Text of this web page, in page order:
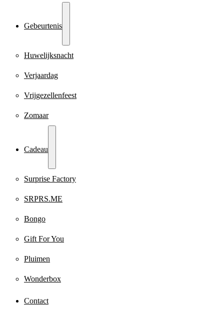
Gebeurtenis
Huwelijksnacht
Verjaardag
Vrijgezellenfeest
Zomaar
Cadeau
Surprise Factory
SRPRS.ME
Bongo
Gift For You
Pluimen
Wonderbox
Contact